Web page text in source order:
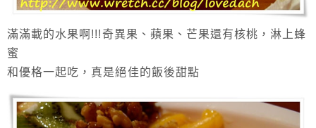
滿滿載的水果啊!!!奇異果、蘋果、芒果還有核桃，淋上蜂
蜜
和優格一起吃，真是絕佳的飯後甜點